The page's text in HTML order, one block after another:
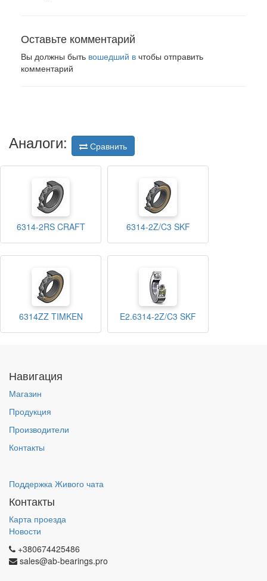
Оставьте комментарий
Вы должны быть вошедший в чтобы отправить
комментарий
Аналоги: Сравнить
6314-2RS CRAFT 6314-2Z/C3 SKF
6314ZZ TIMKEN E2.6314-2Z/C3 SKF
Навигация
Магазин
Продукция
Производители
Контакты
Поддержка Живого чата
Контакты
Карта проезда
Новости
+380674425486
sales@ab-bearings.pro